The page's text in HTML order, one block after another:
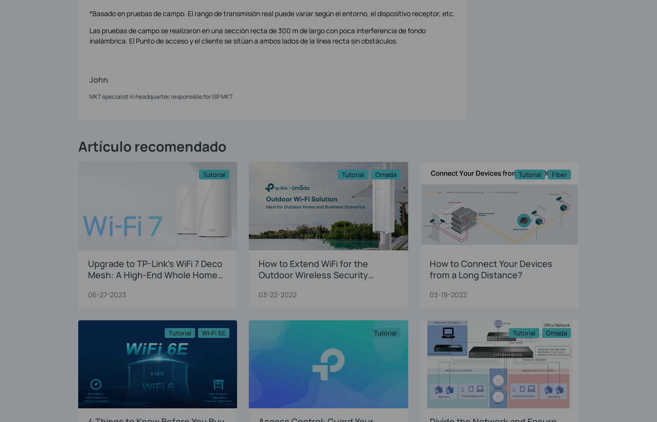
*Basado en pruebas de campo. El rango de transmisión real puede variar según el entorno, el dispositivo receptor, etc.
Las pruebas de campo se realizaron en una sección recta de 300 m de largo con poca interferencia de fondo
inalámbrica. El Punto de acceso y el cliente se sitúan a ambos lados de la línea recta sin obstáculos.
John
MKT specialist in headquarter, responsible for ISP MKT.
Artículo recomendado
Tutorial
Upgrade to TP-Link’s WiFi 7 Deco
Mesh: A High-End Whole Home
06-27-2023
Tutorial Omada
How to Extend WiFi for the
Outdoor Wireless Security
03-22-2022
Tutorial Fiber
How to Connect Your Devices
from a Long Distance?
03-19-2022
Tutorial Wi-Fi 6E Tutorial Tutorial Omada